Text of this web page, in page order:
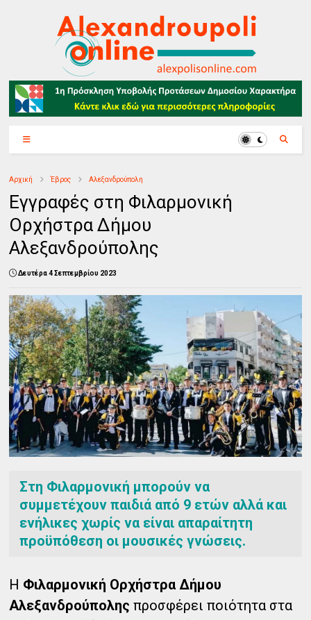
Αρχική Έβρος Αλεξανδρούπολη
Εγγραφές στη Φιλαρμονική
Ορχήστρα Δήμου
Αλεξανδρούπολης
Δευτέρα 4 Σεπτεμβρίου 2023
Στη Φιλαρμονική μπορούν να
συμμετέχουν παιδιά από 9 ετών αλλά και
ενήλικες χωρίς να είναι απαραίτητη
προϋπόθεση οι μουσικές γνώσεις.
Η Φιλαρμονική Ορχήστρα Δήμου
Αλεξανδρούπολης προσφέρει ποιότητα στα